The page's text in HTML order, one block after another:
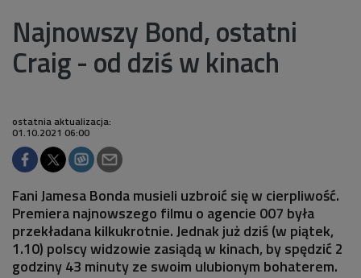
Najnowszy Bond, ostatni
Craig - od dziś w kinach
ostatnia aktualizacja:
01.10.2021 06:00
Fani Jamesa Bonda musieli uzbroić się w cierpliwość.
Premiera najnowszego filmu o agencie 007 była
przekładana kilkukrotnie. Jednak już dziś (w piątek,
1.10) polscy widzowie zasiądą w kinach, by spędzić 2
godziny 43 minuty ze swoim ulubionym bohaterem.